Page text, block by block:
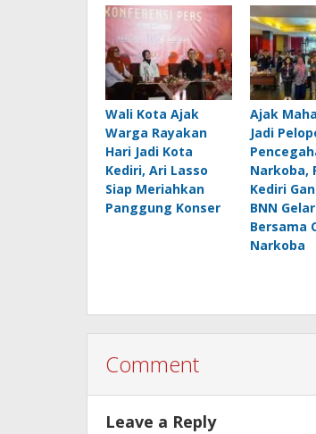
Wali Kota Ajak
Warga Rayakan
Hari Jadi Kota
Kediri, Ari Lasso
Siap Meriahkan
Panggung Konser
Ajak
Jadi
Narkoba,
Kediri
BNN
Bersama
Narkoba
Comment
Leave a Reply